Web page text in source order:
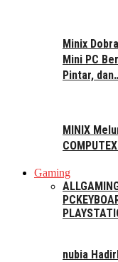
Minix
Mini PC
Pintar,
MINIX
Gaming
ALL
PC
nubia